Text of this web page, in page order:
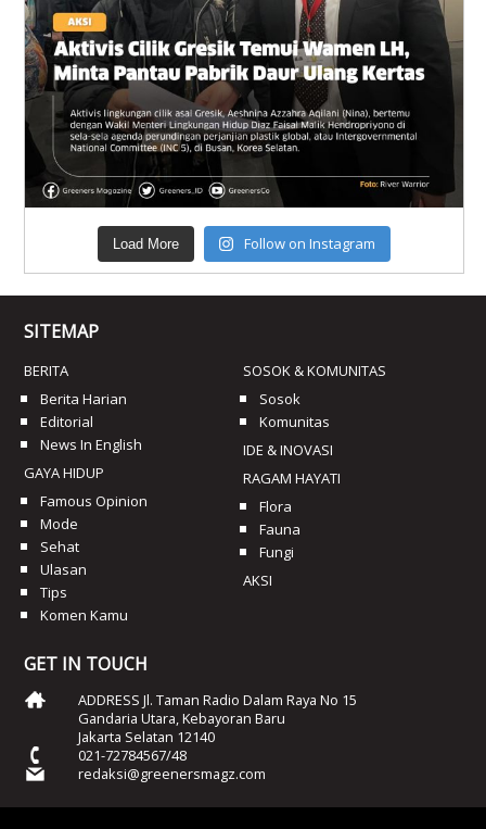
Load More Follow on Instagram
SITEMAP
BERITA
Berita Harian
Editorial
News In English
GAYA HIDUP
Famous Opinion
Mode
Sehat
Ulasan
Tips
Komen Kamu
SOSOK & KOMUNITAS
Sosok
Komunitas
IDE & INOVASI
RAGAM HAYATI
Flora
Fauna
Fungi
AKSI
GET IN TOUCH
ADDRESS Jl. Taman Radio Dalam Raya No 15
Gandaria Utara, Kebayoran Baru
Jakarta Selatan 12140
021-72784567/48
redaksi@greenersmagz.com